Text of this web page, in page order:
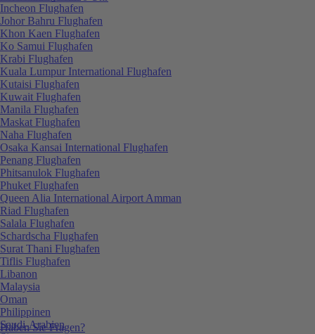
Haben Sie Fragen?
Incheon Flughafen
Johor Bahru Flughafen
Khon Kaen Flughafen
Ko Samui Flughafen
Krabi Flughafen
Kuala Lumpur International Flughafen
Kutaisi Flughafen
Kuwait Flughafen
Manila Flughafen
Maskat Flughafen
Naha Flughafen
Osaka Kansai International Flughafen
Penang Flughafen
Phitsanulok Flughafen
Phuket Flughafen
Queen Alia International Airport Amman
Riad Flughafen
Salala Flughafen
Schardscha Flughafen
Surat Thani Flughafen
Tiflis Flughafen
Libanon
Malaysia
Oman
Philippinen
Saudi-Arabien